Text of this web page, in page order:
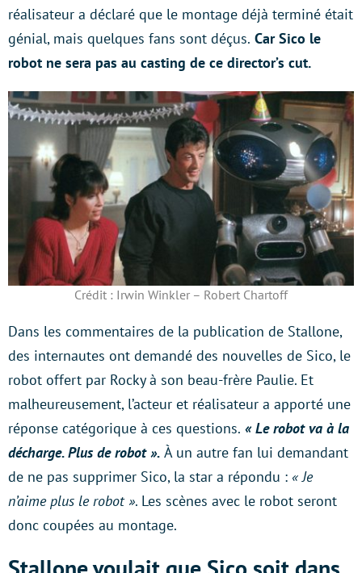
réalisateur a déclaré que le montage déjà terminé était
génial, mais quelques fans sont déçus. Car Sico le
robot ne sera pas au casting de ce director’s cut.
Crédit : Irwin Winkler – Robert Chartoff
Dans les commentaires de la publication de Stallone,
des internautes ont demandé des nouvelles de Sico, le
robot offert par Rocky à son beau-frère Paulie. Et
malheureusement, l’acteur et réalisateur a apporté une
réponse catégorique à ces questions. « Le robot va à la
décharge. Plus de robot ». À un autre fan lui demandant
de ne pas supprimer Sico, la star a répondu : « Je
n’aime plus le robot ». Les scènes avec le robot seront
donc coupées au montage.